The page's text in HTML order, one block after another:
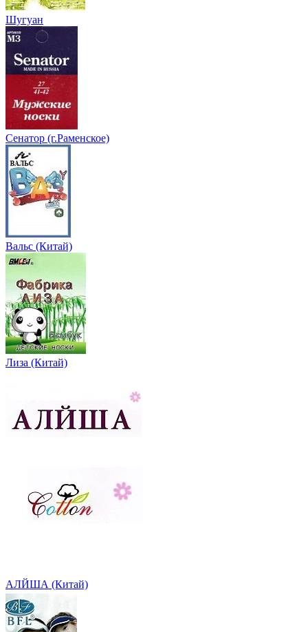
Шугуан
Сенатор (г.Раменское)
Вальс (Китай)
Лиза (Китай)
АЛЙША (Китай)